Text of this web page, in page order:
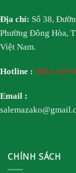
Địa chỉ: Số 38,
Phường Đông Hòa,
Việt Nam.
Hotline :
Email :
CHÍNH SÁCH